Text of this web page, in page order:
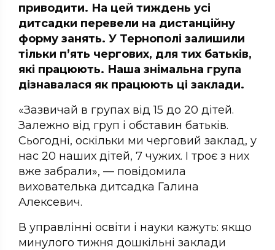
приводити. На цей тиждень усі
дитсадки перевели на дистанційну
форму занять. У Тернополі залишили
тільки п’ять чергових, для тих батьків,
які працюють. Наша знімальна група
дізнавалася як працюють ці заклади.
«Зазвичай в групах від 15 до 20 дітей.
Залежно від груп і обставин батьків.
Сьогодні, оскільки ми черговий заклад, у
нас 20 наших дітей, 7 чужих. І троє з них
вже забрали», — повідомила
вихователька дитсадка Галина
Алексевич.
В управлінні освіти і науки кажуть: якщо
минулого тижня дошкільні заклади